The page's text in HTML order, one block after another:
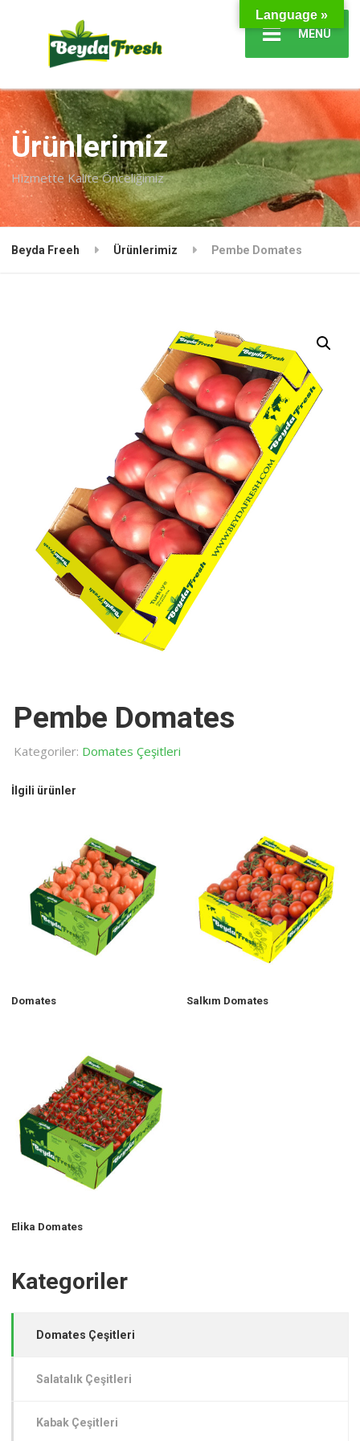
MENÜ
Ürünlerimiz
Hizmette Kalite Önceliğimiz
Beyda Freeh Ürünlerimiz Pembe Domates
Pembe Domates
Kategoriler: Domates Çeşitleri
İlgili ürünler
Domates Salkım Domates
Elika Domates
Kategoriler
Domates Çeşitleri
Salatalık Çeşitleri
Kabak Çeşitleri
Language »